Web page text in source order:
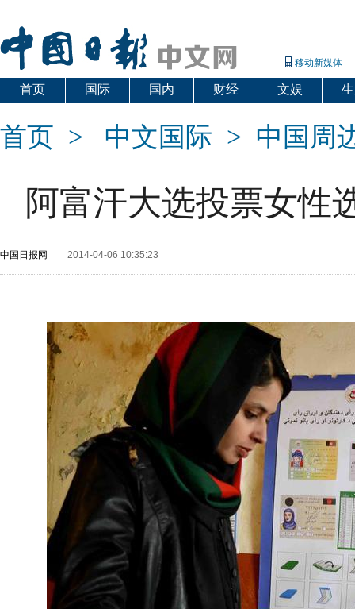
移动新媒体
首页 国际 国内 财经 文娱
首页 > 中文国际 > 中国周
阿富汗大选投票女性
中国日报网 2014-04-06 10:35:23